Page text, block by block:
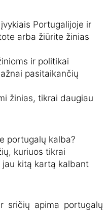
Portugalijoje ir
arba žiūrite žinias
ir politikai
pasitaikančių
žinias, tikrai daugiau
portugalų kalba?
kuriuos tikrai
kitą kartą kalbant
sričių apima portugalų